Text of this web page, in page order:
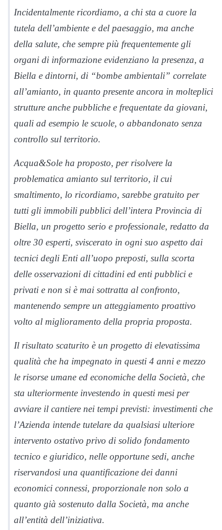
Incidentalmente ricordiamo, a chi sta a cuore la
tutela dell’ambiente e del paesaggio, ma anche
della salute, che sempre più frequentemente gli
organi di informazione evidenziano la presenza, a
Biella e dintorni, di “bombe ambientali” correlate
all’amianto, in quanto presente ancora in molteplici
strutture anche pubbliche e frequentate da giovani,
quali ad esempio le scuole, o abbandonato senza
controllo sul territorio.
Acqua&Sole ha proposto, per risolvere la
problematica amianto sul territorio, il cui
smaltimento, lo ricordiamo, sarebbe gratuito per
tutti gli immobili pubblici dell’intera Provincia di
Biella, un progetto serio e professionale, redatto da
oltre 30 esperti, sviscerato in ogni suo aspetto dai
tecnici degli Enti all’uopo preposti, sulla scorta
delle osservazioni di cittadini ed enti pubblici e
privati e non si è mai sottratta al confronto,
mantenendo sempre un atteggiamento proattivo
volto al miglioramento della propria proposta.
Il risultato scaturito è un progetto di elevatissima
qualità che ha impegnato in questi 4 anni e mezzo
le risorse umane ed economiche della Società, che
sta ulteriormente investendo in questi mesi per
avviare il cantiere nei tempi previsti: investimenti che
l’Azienda intende tutelare da qualsiasi ulteriore
intervento ostativo privo di solido fondamento
tecnico e giuridico, nelle opportune sedi, anche
riservandosi una quantificazione dei danni
economici connessi, proporzionale non solo a
quanto già sostenuto dalla Società, ma anche
all’entità dell’iniziativa.